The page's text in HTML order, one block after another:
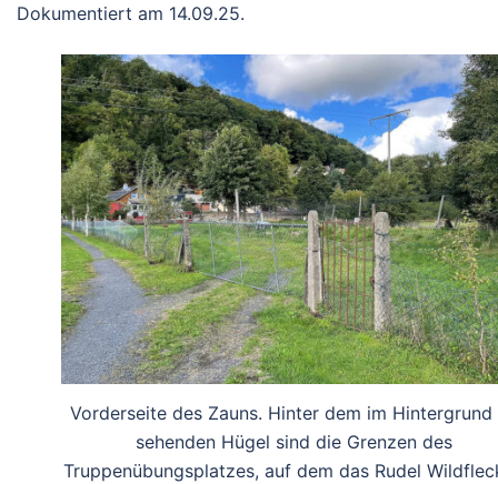
Dokumentiert am 14.09.25.
Vorderseite des Zauns. Hinter dem im Hintergrund
sehenden Hügel sind die Grenzen des
Truppenübungsplatzes, auf dem das Rudel